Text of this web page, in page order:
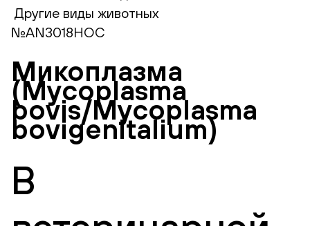
Другие виды животных
№AN3018НОС
Микоплазма
(Mycoplasma
bovis/Mycoplasma
bovigenitalium)
В